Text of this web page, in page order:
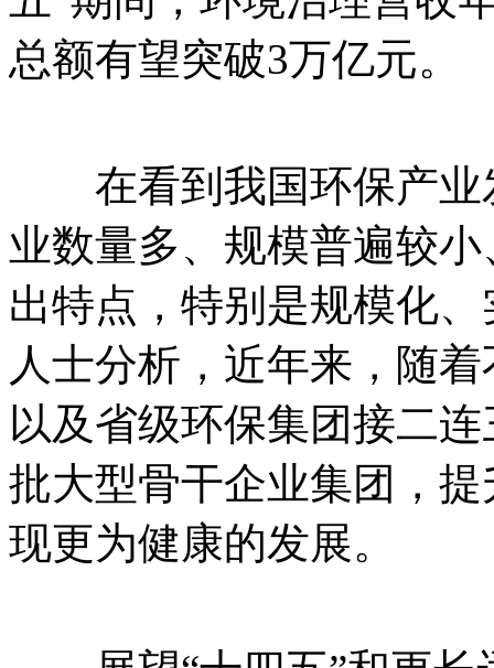
总额有望突破3万亿元。
在看到我国环保产业
业数量多、规模普遍较
出特点，特别是规模化
人士分析，近年来，随
以及省级环保集团接二
批大型骨干企业集团，
现更为健康的发展。